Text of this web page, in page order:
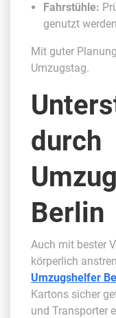
Fahrstühle:
genutzt
Mit guter
Umzugstag.
durch
Berlin
Auch mit bester
körperlich
Umzugshelfer
Kartons sicher
und Transporter